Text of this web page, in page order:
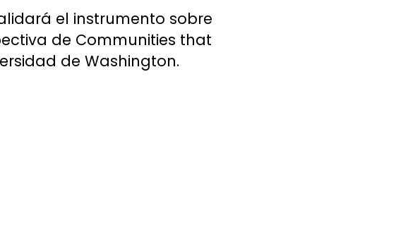
el instrumento sobre
de Communities that
de Washington.